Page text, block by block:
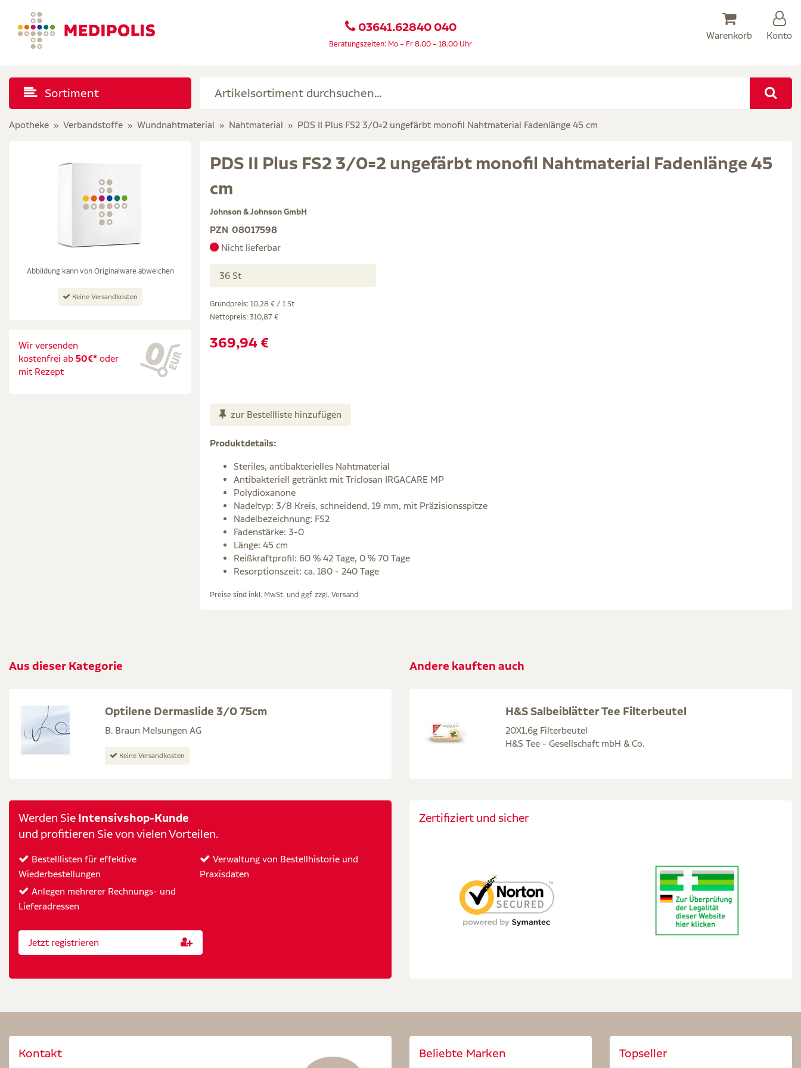
03641.62840 040
Beratungszeiten: Mo – Fr 8.00 – 18.00 Uhr
Warenkorb Konto
Sortiment
Apotheke Verbandstoffe Wundnahtmaterial Nahtmaterial PDS II Plus FS2 3/0=2 ungefärbt monofil Nahtmaterial Fadenlänge 45 cm
Abbildung kann von Originalware abweichen
Keine Versandkosten
Wir versenden
kostenfrei ab 50€* oder
mit Rezept
PDS II Plus FS2 3/0=2 ungefärbt monofil Nahtmaterial Fadenlänge 45
cm
Johnson & Johnson GmbH
PZN 08017598
Nicht lieferbar
36 St
Grundpreis: 10,28 € / 1 St
Nettopreis: 310,87 €
369,94 €
zur Bestellliste hinzufügen
Produktdetails:
Steriles, antibakterielles Nahtmaterial
Antibakteriell getränkt mit Triclosan IRGACARE MP
Polydioxanone
Nadeltyp: 3/8 Kreis, schneidend, 19 mm, mit Präzisionsspitze
Nadelbezeichnung: FS2
Fadenstärke: 3-0
Länge: 45 cm
Reißkraftprofil: 60 % 42 Tage, 0 % 70 Tage
Resorptionszeit: ca. 180 - 240 Tage
Preise sind inkl. MwSt. und ggf. zzgl. Versand
Aus dieser Kategorie
Optilene Dermaslide 3/0 75cm
B. Braun Melsungen AG
Keine Versandkosten
Andere kauften auch
H&S Salbeiblätter Tee Filterbeutel
20X1,6g Filterbeutel
H&S Tee - Gesellschaft mbH & Co.
Werden Sie Intensivshop-Kunde
und profitieren Sie von vielen Vorteilen.
Bestelllisten für effektive
Wiederbestellungen
Anlegen mehrerer Rechnungs- und
Lieferadressen
Verwaltung von Bestellhistorie und
Praxisdaten
Jetzt registrieren
Zertifiziert und sicher
Kontakt Beliebte Marken Topseller